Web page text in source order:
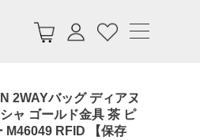
2WAYバッグ ディアヌ
ャ ゴールド金具 茶 ピ
M46049 RFID 【保存